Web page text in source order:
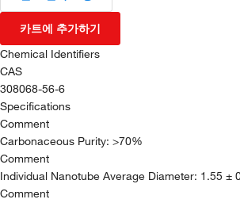
카트에 추가하기
Chemical Identifiers
CAS
308068-56-6
Specifications
Comment
Carbonaceous Purity: >70%
Comment
Individual Nanotube Average Diameter: 1.55 ±
Comment